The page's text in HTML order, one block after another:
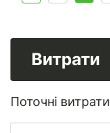
Витрати
Поточні